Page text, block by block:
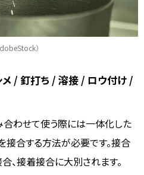
）
/ 釘打ち / 溶接 / ロウ付け /
わせて使う際には一体化した
接合する方法が必要です。接合
、接着接合に大別されます。